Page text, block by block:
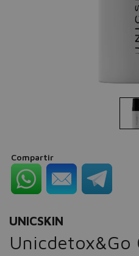
Compartir
UNICSKIN
Unicdetox&Go